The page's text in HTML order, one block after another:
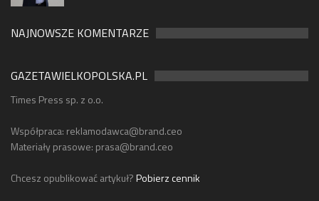
NAJNOWSZE KOMENTARZE
GAZETAWIELKOPOLSKA.PL
Times Press sp. z o.o.
Współpraca: reklamodawca@brand.ceo
Materiały prasowe: prasa@brand.ceo
Chcesz opublikować artykuł?Pobierz cennik